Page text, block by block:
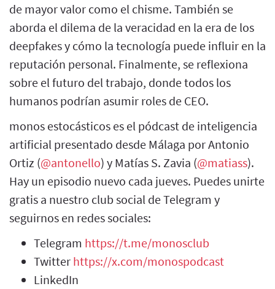
de mayor valor como el chisme. También se
aborda el dilema de la veracidad en la era de los
deepfakes y cómo la tecnología puede influir en la
reputación personal. Finalmente, se reflexiona
sobre el futuro del trabajo, donde todos los
humanos podrían asumir roles de CEO.
monos estocásticos es el pódcast de inteligencia
artificial presentado desde Málaga por Antonio
Ortiz (@antonello) y Matías S. Zavia (@matiass).
Hay un episodio nuevo cada jueves. Puedes unirte
gratis a nuestro club social de Telegram y
seguirnos en redes sociales:
Telegram https://t.me/monosclub
Twitter https://x.com/monospodcast
LinkedIn